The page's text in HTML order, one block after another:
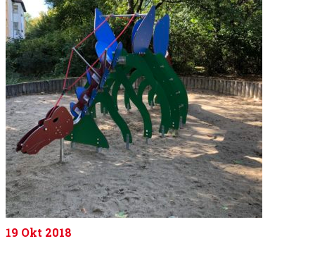
19 Okt 2018